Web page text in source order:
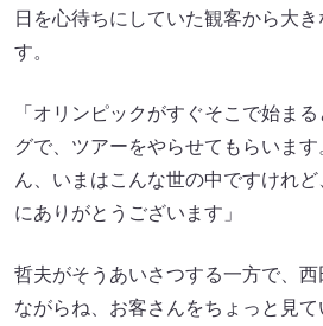
日を心待ちにしていた観客から大
す。
「オリンピックがすぐそこで始ま
グで、ツアーをやらせてもらいま
ん、いまはこんな世の中ですけれ
にありがとうございます」
哲夫がそうあいさつする一方で、
ながらね、お客さんをちょっと見